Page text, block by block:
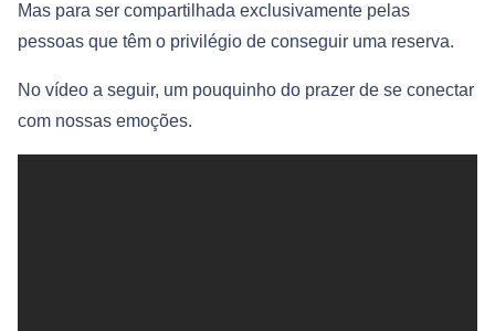
Mas para ser compartilhada exclusivamente pelas
pessoas que têm o privilégio de conseguir uma reserva.
No vídeo a seguir, um pouquinho do prazer de se conectar
com nossas emoções.